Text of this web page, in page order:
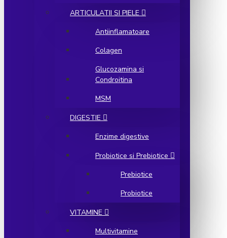
ARTICULATII SI PIELE
Antiinflamatoare
Colagen
Glucozamina si
Condroitina
MSM
DIGESTIE
Enzime digestive
Probiotice si Prebiotice
Prebiotice
Probiotice
VITAMINE
Multivitamine